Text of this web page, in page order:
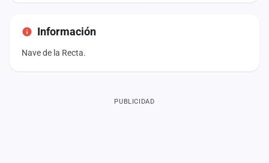
Información
Nave de la Recta.
PUBLICIDAD